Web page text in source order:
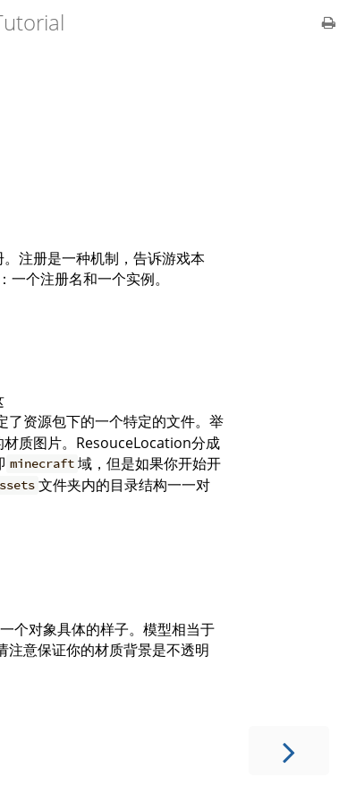
注册是一种机制，告诉游戏本
个注册名和一个实例。
了资源包下的一个特定的文件。举
质图片。ResouceLocation分成
minecraft 域，但是如果你开始开
文件夹内的目录结构一一对
个对象具体的样子。模型相当于
意保证你的材质背景是不透明